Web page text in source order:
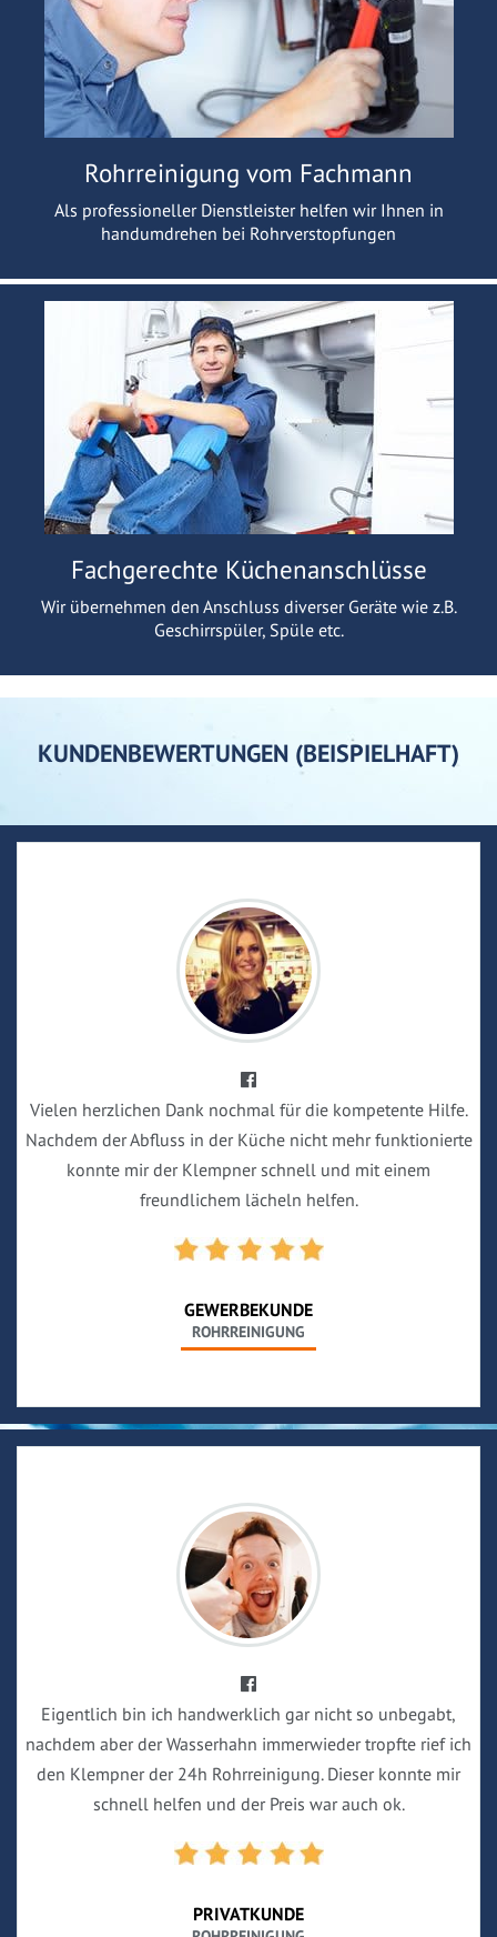
Rohrreinigung vom Fachmann
Als professioneller Dienstleister helfen wir Ihnen in
handumdrehen bei Rohrverstopfungen
Fachgerechte Küchenanschlüsse
Wir übernehmen den Anschluss diverser Geräte wie z.B.
Geschirrspüler, Spüle etc.
KUNDENBEWERTUNGEN (BEISPIELHAFT)
Vielen herzlichen Dank nochmal für die kompetente Hilfe.
Nachdem der Abfluss in der Küche nicht mehr funktionierte
konnte mir der Klempner schnell und mit einem
freundlichem lächeln helfen.
GEWERBEKUNDE
ROHRREINIGUNG
Eigentlich bin ich handwerklich gar nicht so unbegabt,
nachdem aber der Wasserhahn immerwieder tropfte rief ich
den Klempner der 24h Rohrreinigung. Dieser konnte mir
schnell helfen und der Preis war auch ok.
PRIVATKUNDE